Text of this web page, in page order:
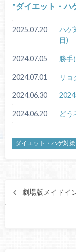
ダイエット・ハ
2025.07.20
ハゲ
目)
2024.07.05 勝手
2024.07.01 リョ
2024.06.30
2024.06.20 どう
ダイエット・ハゲ対策
劇場版メイドイ